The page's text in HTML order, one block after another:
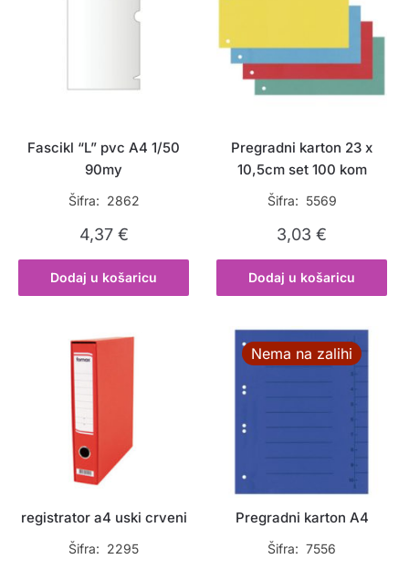
Fascikl “L” pvc A4 1/50
90my
Šifra: 2862
4,37 €
Dodaj u košaricu
Pregradni karton 23 x
10,5cm set 100 kom
Šifra: 5569
3,03€
Dodaj u košaricu
registrator a4 uski crveni
Šifra: 2295
Nema na zalihi
Pregradni karton A4
Šifra: 7556